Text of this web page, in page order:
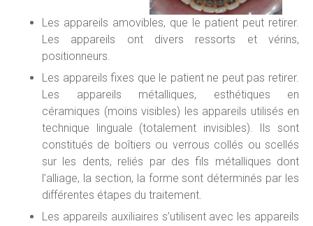
Les appareils amovibles, que le patient peut retirer.
Les appareils ont divers ressorts et vérins,
positionneurs.
Les appareils fixes que le patient ne peut pas retirer.
Les appareils métalliques, esthétiques en
céramiques (moins visibles) les appareils utilisés en
technique linguale (totalement invisibles). Ils sont
constitués de boîtiers ou verrous collés ou scellés
sur les dents, reliés par des fils métalliques dont
l’alliage, la section, la forme sont déterminés par les
différentes étapes du traitement.
Les appareils auxiliaires s’utilisent avec les appareils